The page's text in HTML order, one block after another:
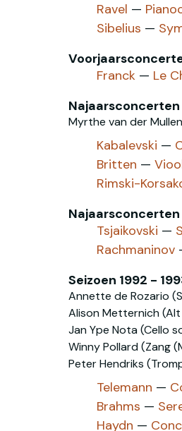
Ravel —
Sibelius —
Franck — Le
Myrthe van der
Kabalevski —
Britten —
Rimski-
Najaarsconcerten
Tsjaikovski —
Rachmaninov
Seizoen 1992 -
Annette de Rozario
Alison Metternich
Jan Ype Nota (Cello
Winny Pollard (Zang
Peter Hendriks
Telemann —
Brahms —
Haydn —